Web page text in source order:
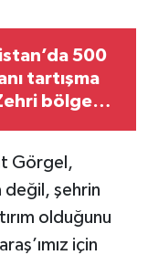
500
tartışma
bölge
Görgel,
değil, şehrin
olduğunu
için